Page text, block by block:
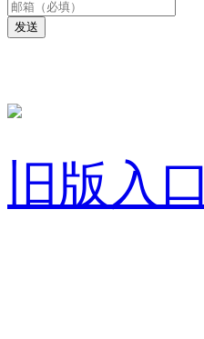
发送
旧版入口